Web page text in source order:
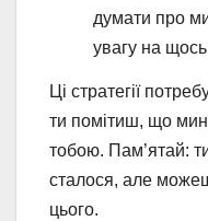
думати про
увагу на
Ці стратегії
ти помітиш, що
тобою. Пам’ятай:
сталося, але
цього.